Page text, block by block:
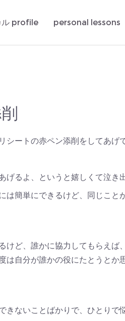
ル profile personal lessons
ートの赤ペン添削をしてあげ
るよ、というと嬉しくて泣き
は簡単にできるけど、同じこと
けど、誰かに協力してもらえば
自分が誰かの役にたとうとか
きないことばかりで、ひとりで